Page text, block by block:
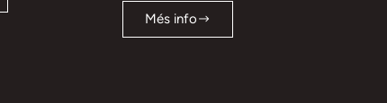
Més info